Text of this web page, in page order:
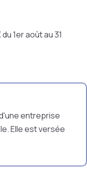
1er août au 31
entreprise
Elle est versée